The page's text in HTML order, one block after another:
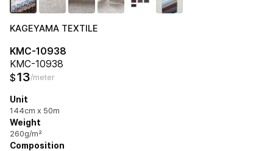
KAGEYAMA TEXTILE
KMC-10938
KMC-10938
$13/meter
Unit
144cm x 50m
Weight
260g/m²
Composition